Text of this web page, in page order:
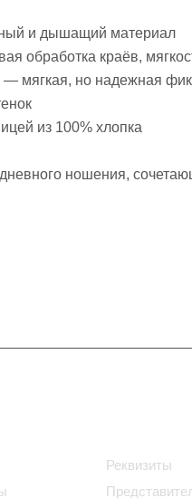
и дышащий материал
обработка краёв,
мягкая, но надежная
из 100% хлопка
ношения,
Реквизиты